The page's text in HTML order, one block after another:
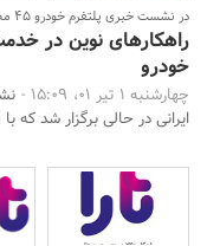
در نشست خبری پلتفرم خودرو 45 مطرح شد
راهکارهای نوین در
خودرو
چهارشنبه 1 تیر 01، 15:09 -
ایرانی در حالی برگزار شد که